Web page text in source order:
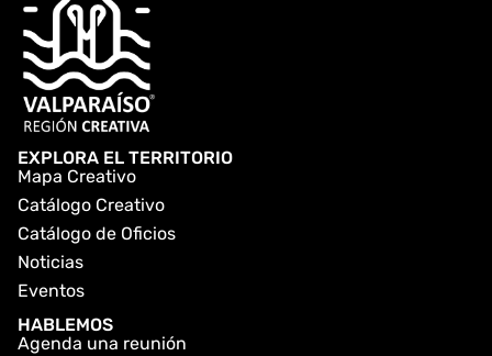
EXPLORA EL TERRITORIO
Mapa Creativo
Catálogo Creativo
Catálogo de Oficios
Noticias
Eventos
HABLEMOS
Agenda una reunión